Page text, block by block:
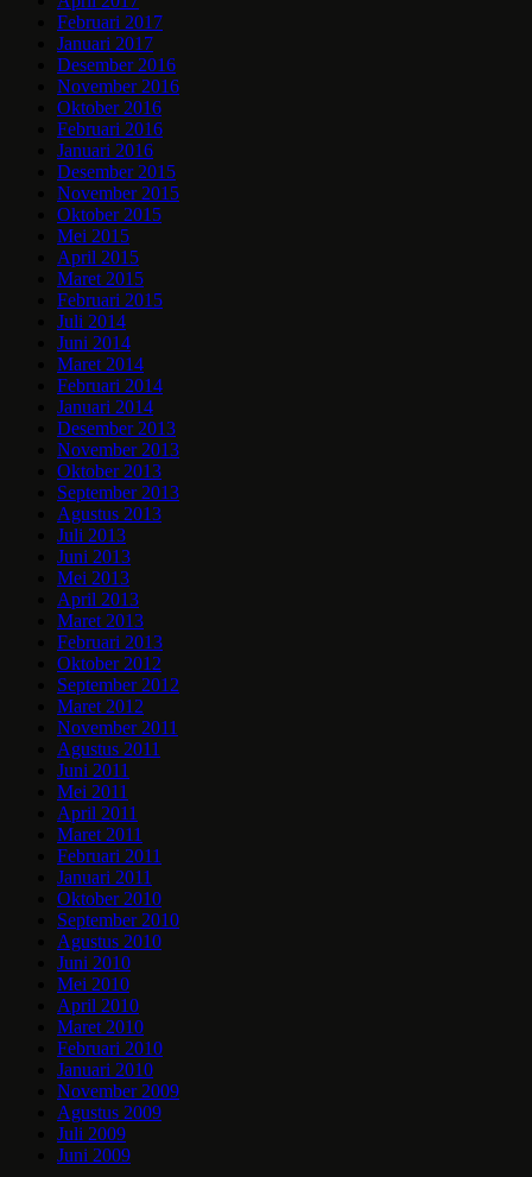
Februari 2017
Januari 2017
Desember 2016
November 2016
Oktober 2016
Februari 2016
Januari 2016
Desember 2015
November 2015
Oktober 2015
Mei 2015
April 2015
Maret 2015
Februari 2015
Juli 2014
Juni 2014
Maret 2014
Februari 2014
Januari 2014
Desember 2013
November 2013
Oktober 2013
September 2013
Agustus 2013
Juli 2013
Juni 2013
Mei 2013
April 2013
Maret 2013
Februari 2013
Oktober 2012
September 2012
Maret 2012
November 2011
Agustus 2011
Juni 2011
Mei 2011
April 2011
Maret 2011
Februari 2011
Januari 2011
Oktober 2010
September 2010
Agustus 2010
Juni 2010
Mei 2010
April 2010
Maret 2010
Februari 2010
Januari 2010
November 2009
Agustus 2009
Juli 2009
Juni 2009